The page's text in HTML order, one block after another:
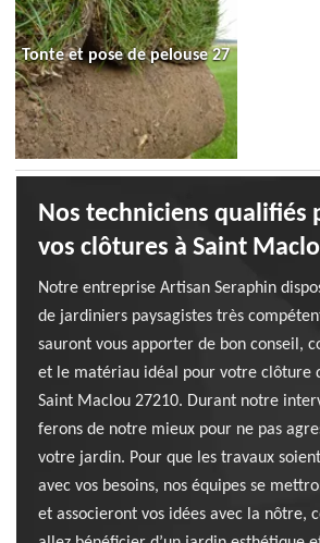
Tonte et pose de pelouse 27
Nos techniciens qualifiés
vos clôtures à Saint
Notre entreprise Artisan Seraphin
de jardiniers paysagistes très
sauront vous apporter de bon conseil,
et le matériau idéal pour votre clôture
Saint Maclou 27210. Durant notre
ferons de notre mieux pour ne pas
votre jardin. Pour que les travaux
avec vos besoins, nos équipes se
et associeront vos idées avec la nôtre,